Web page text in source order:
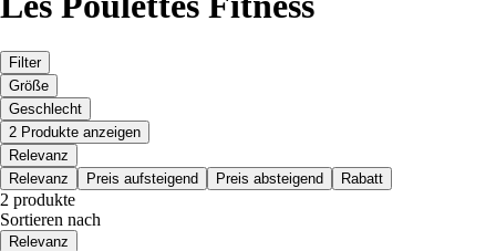
Filter
Größe
Geschlecht
2 Produkte anzeigen
Relevanz
Relevanz
Preis aufsteigend Preis absteigend Rabatt
2 produkte
Sortieren nach
Relevanz